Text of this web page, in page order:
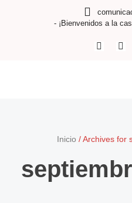
- ¡Bienvenidos a la
Inicio / Archives for